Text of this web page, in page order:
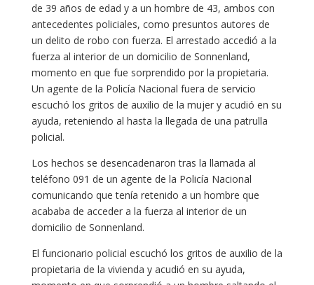
de 39 años de edad y a un hombre de 43, ambos con
antecedentes policiales, como presuntos autores de
un delito de robo con fuerza. El arrestado accedió a la
fuerza al interior de un domicilio de Sonnenland,
momento en que fue sorprendido por la propietaria.
Un agente de la Policía Nacional fuera de servicio
escuchó los gritos de auxilio de la mujer y acudió en su
ayuda, reteniendo al hasta la llegada de una patrulla
policial.
Los hechos se desencadenaron tras la llamada al
teléfono 091 de un agente de la Policía Nacional
comunicando que tenía retenido a un hombre que
acababa de acceder a la fuerza al interior de un
domicilio de Sonnenland.
El funcionario policial escuchó los gritos de auxilio de la
propietaria de la vivienda y acudió en su ayuda,